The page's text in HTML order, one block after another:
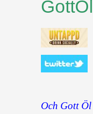
Och Gott